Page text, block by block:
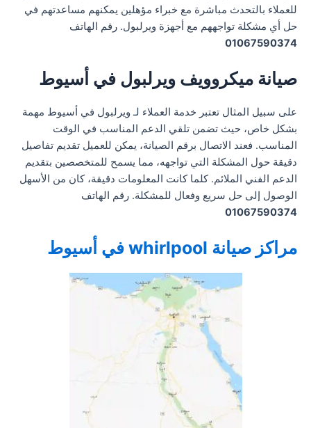
للعملاء بالتحدث مباشرة مع خبراء مؤهلين يمكنهم مساعدتهم في
حل أي مشكلة تواجههم مع أجهزة ويرلبول. رقم الهاتف
01067590374
صيانة ميكروويف ويرلبول في أسيوط
على سبيل المثال تعتبر خدمة العملاء لـ ويرلبول في أسيوط مهمة
بشكل خاص، حيث تضمن تلقي الدعم المناسب في الوقت
المناسب. فعند الاتصال برقم الصيانة، يمكن للعميل تقديم تفاصيل
دقيقة حول المشكلة التي تواجهه، مما يسمح للمتخصصين بتقديم
الدعم الفني الملائم. كلما كانت المعلومات دقيقة، كان من الأسهل
الوصول إلى حل سريع وفعال للمشكلة. رقم الهاتف
01067590374
مراكز صيانة whirlpool في أسيوط